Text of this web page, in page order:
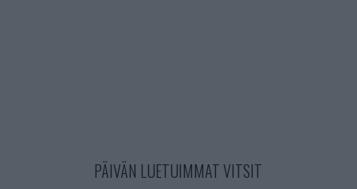
PÄIVÄN LUETUIMMAT VITSIT